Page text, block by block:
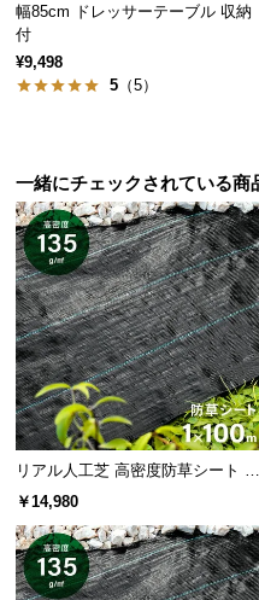
お
客
様
お
知
ら
せ
ブ
グ
できま
UVカット加工で風合
UVカット加工を施し、
素材の風合いを長く楽し
幅85cm ドレッサーテーブル 収納
付
¥9,498
5 （5）
一緒にチェックされている商
リアル人工芝 高密度防草シート 1×
100m
￥14,980